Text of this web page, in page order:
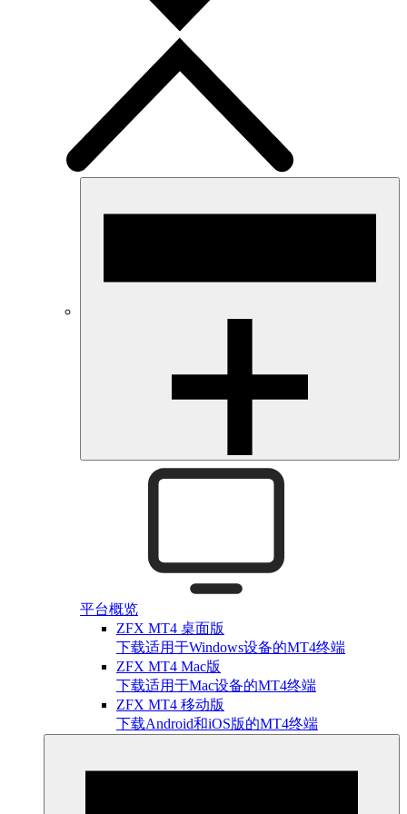
平台概览
ZFX MT4 桌面版
下载适用于Windows设备的MT4终端
ZFX MT4 Mac版
下载适用于Mac设备的MT4终端
ZFX MT4 移动版
下载Android和iOS版的MT4终端